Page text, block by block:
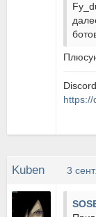
https://
Kuben 3